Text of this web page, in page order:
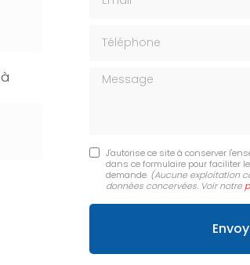
Message
J'autorise ce site à conserver
dans ce formulaire pour faciliter
demande. (Aucune exploitation
données concervées. Voir notre